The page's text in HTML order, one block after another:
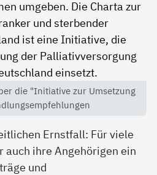
die "Initiative zur Umsetzung
Ernstfall: Für viele
auch ihre Angehörigen ein
und